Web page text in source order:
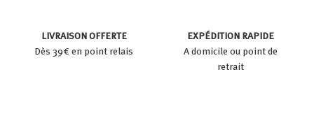
LIVRAISON OFFERTE
Dès 39€ en point relais
EXPÉDITION RAPIDE
A domicile ou point de
retrait